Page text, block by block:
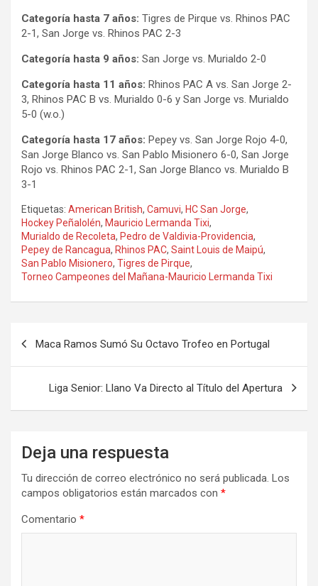
Categoría hasta 7 años: Tigres de Pirque vs. Rhinos PAC
2-1, San Jorge vs. Rhinos PAC 2-3
Categoría hasta 9 años: San Jorge vs. Murialdo 2-0
Categoría hasta 11 años: Rhinos PAC A vs. San Jorge 2-
3, Rhinos PAC B vs. Murialdo 0-6 y San Jorge vs. Murialdo
5-0 (w.o.)
Categoría hasta 17 años: Pepey vs. San Jorge Rojo 4-0,
San Jorge Blanco vs. San Pablo Misionero 6-0, San Jorge
Rojo vs. Rhinos PAC 2-1, San Jorge Blanco vs. Murialdo B
3-1
Etiquetas: American British, Camuvi, HC San Jorge,
Hockey Peñalolén, Mauricio Lermanda Tixi,
Murialdo de Recoleta, Pedro de Valdivia-Providencia,
Pepey de Rancagua, Rhinos PAC, Saint Louis de Maipú,
San Pablo Misionero, Tigres de Pirque,
Torneo Campeones del Mañana-Mauricio Lermanda Tixi
Maca Ramos Sumó Su Octavo Trofeo en Portugal
Liga Senior: Llano Va Directo al Título del Apertura
Deja una respuesta
Tu dirección de correo electrónico no será publicada. Los
campos obligatorios están marcados con *
Comentario *